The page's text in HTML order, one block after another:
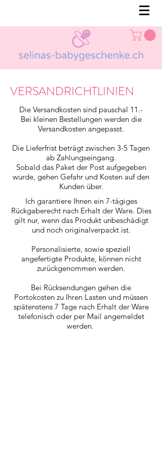
VERSANDRICHTLINIEN
Die Versandkosten sind pauschal 11.-
Bei kleinen Bestellungen werden die
Versandkosten angepasst.
Die Lieferfrist beträgt zwischen 3-5 Tagen
ab Zahlungseingang.
Sobald das Paket der Post aufgegeben
wurde, gehen Gefahr und Kosten auf den
Kunden über.
Ich garantiere Ihnen ein 7-tägiges
Rückgaberecht nach Erhalt der Ware. Dies
gilt nur, wenn das Produkt unbeschädigt
und noch originalverpackt ist.
Personalisierte, sowie speziell
angefertigte Produkte, können nicht
zurückgenommen werden.
Bei Rücksendungen gehen die
Portokosten zu Ihren Lasten und müssen
spätenstens 7 Tage nach Erhalt der Ware
telefonisch oder per Mail angemeldet
werden.